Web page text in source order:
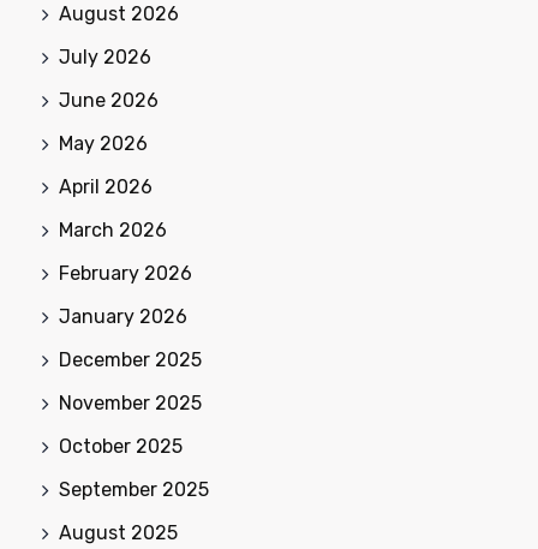
August 2026
July 2026
June 2026
May 2026
April 2026
March 2026
February 2026
January 2026
December 2025
November 2025
October 2025
September 2025
August 2025